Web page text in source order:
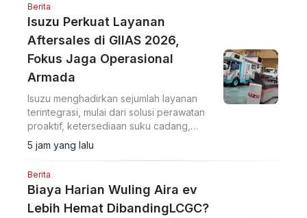
Berita
Isuzu Perkuat Layanan
Aftersales di GIIAS 2026,
Fokus Jaga Operasional
Armada
Isuzu menghadirkan sejumlah layanan
terintegrasi, mulai dari solusi perawatan
proaktif, ketersediaan suku cadang,
perluasan jaringan layanan, hingga
pemanfaatan teknologi.
5 jam yang lalu
Berita
Biaya Harian Wuling Aira ev
Lebih Hemat DibandingLCGC?